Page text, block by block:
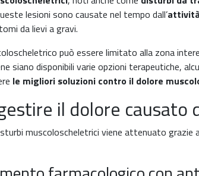
lesioni sono causate nel tempo dall’
da lievi a gravi.
può essere limitato alla zona
siano disponibili varie opzioni terapeutiche,
le migliori soluzioni contro il dolore
il dolore
muscoloscheletrici viene attenuato